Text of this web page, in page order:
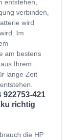
entstehen,
verbinden,
wird
Im
am bestens
Ihrem
lange Zeit
922753-421
richtig
die HP